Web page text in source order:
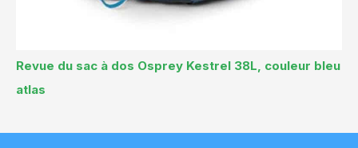
Revue du sac à dos Osprey Kestrel 38L, couleur bleu
atlas